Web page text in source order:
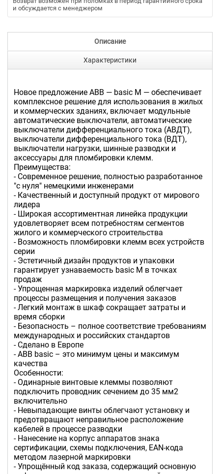
и обсуждается с менеджером
Описание
Характеристики
Новое предложение ABB — basic M — обеспечивает
комплексное решение для использования в жилых
и коммерческих зданиях, включает модульные
автоматические выключатели, автоматические
выключатели дифференциального тока (АВДТ),
выключатели дифференциального тока (ВДТ),
выключатели нагрузки, шинные разводки и
аксессуары для пломбировки клемм.
Преимущества:
- Современное решение, полностью разработанное
"с нуля" немецкими инженерами
- Качественный и доступный продукт от мирового
лидера
- Широкая ассортиментная линейка продукции
удовлетворяет всем потребностям сегментов
жилого и коммерческого строительства
- Возможность пломбировки клемм всех устройств
серии
- Эстетичный дизайн продуктов и упаковки
гарантирует узнаваемость basic M в точках
продаж
- Упрощенная маркировка изделий облегчает
процессы размещения и получения заказов
- Легкий монтаж в шкаф сокращает затраты и
время сборки
- Безопасность – полное соответствие требованиям
международных и российских стандартов
- Сделано в Европе
- АВВ basic – это минимум цены и максимум
качества
Особенности:
- Одинарные винтовые клеммы позволяют
подключить проводник сечением до 35 мм2
включительно
- Невыпадающие винты облегчают установку и
предотвращают неправильное расположение
кабелей в процессе разводки
- Нанесение на корпус аппаратов знака
сертификации, схемы подключения, ЕАN-кода
методом лазерной маркировки
- Упрощённый код заказа, содержащий основную